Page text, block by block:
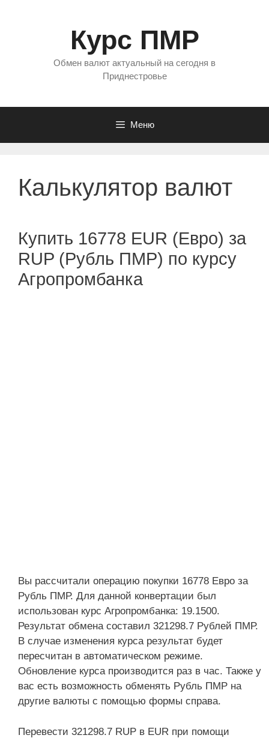
Курс ПМР
Обмен валют актуальный на сегодня в
Приднестровье
Меню
Калькулятор валют
Купить 16778 EUR (Евро) за
RUP (Рубль ПМР) по курсу
Агропромбанка
Вы рассчитали операцию покупки 16778 Евро за
Рубль ПМР. Для данной конвертации был
использован курс Агропромбанка: 19.1500.
Результат обмена составил 321298.7 Рублей ПМР.
В случае изменения курса результат будет
пересчитан в автоматическом режиме.
Обновление курса производится раз в час. Также у
вас есть возможность обменять Рубль ПМР на
другие валюты с помощью формы справа.
Перевести 321298.7 RUP в EUR при помощи